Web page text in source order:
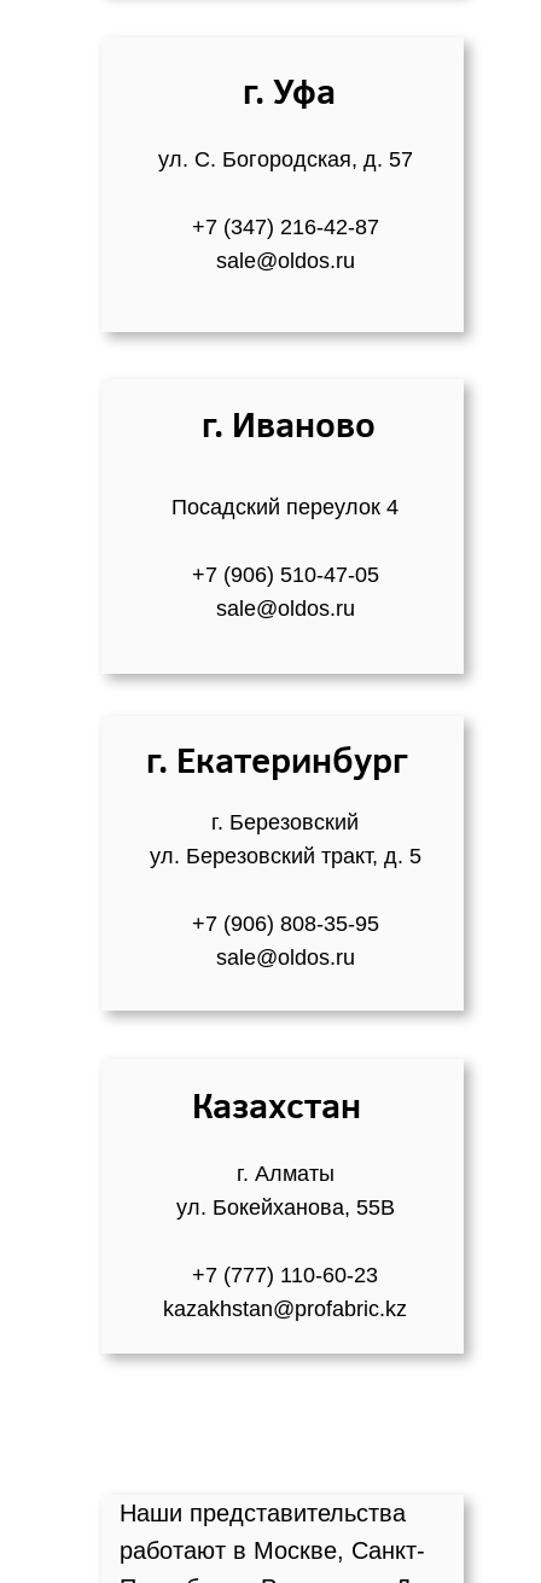
г. Уфа
ул. С. Богородская, д. 57
+7 (347) 216-42-87
sale@oldos.ru
г. Екатеринбург
г. Березовский
ул. Березовский тракт, д. 5
+7 (906) 808-35-95
sale@oldos.ru
Казахстан
г. Алматы
ул. Бокейханова, 55В
+7 (777) 110-60-23
kazakhstan@profabric.kz
г. Иваново
Посадский переулок 4
+7 (906) 510-47-05
sale@oldos.ru
Наши представительства
работают в Москве, Санкт-